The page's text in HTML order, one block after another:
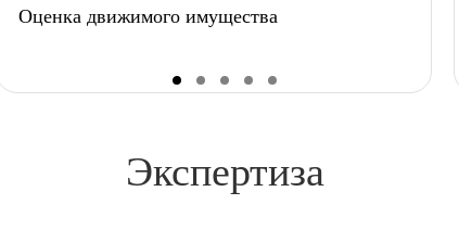
Оценка движимого имущества
Экспертиза